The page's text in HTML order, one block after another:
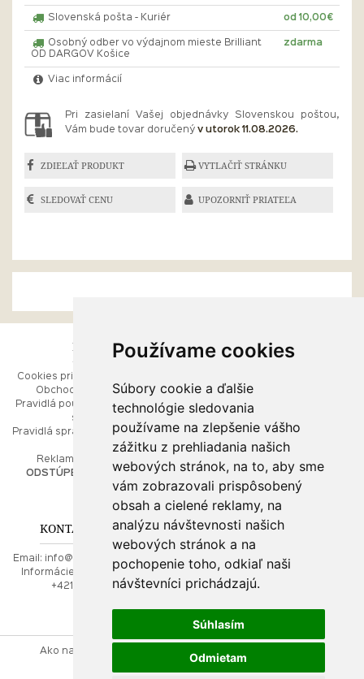
Používame cookies
Súbory cookie a ďalšie
technológie sledovania
používame na zlepšenie vášho
zážitku z prehliadania našich
webových stránok, na to, aby sme
vám zobrazovali prispôsobený
obsah a cielené reklamy, na
analýzu návštevnosti našich
webových stránok a na
pochopenie toho, odkiaľ naši
návštevníci prichádzajú.
Súhlasím
Odmietam
Slovenská pošta - Kuriér od 10,00€
Osobný odber vo výdajnom mieste Brilliant
OD DARGOV Košice
zdarma
Viac informácií
Pri zasielaní Vašej objednávky Slovenskou poštou,
Vám bude tovar doručený v utorok 11.08.2026.
ZDIEĽAŤ PRODUKT VYTLAČIŤ STRÁNKU
SLEDOVAŤ CENU UPOZORNIŤ PRIATEĽA
ESHOP
Cookies pri prezeraní stránok
Obchodné podmienky
Pravidlá používania webových
stránok
Pravidlá spracúvania osobných
Reklamačný poriadok
ODSTÚPENIE OD ZMLUVY
RÝCHLE MENU
Ako balíme Vaše šperky
Kontaktujte nás
PORADŇA
Ako nakupovať
O drahých kovoch
Doprava a poštovné
KONTAKT NA NÁS
Email:
info@najkrajsiesperky.sk
Informácie:
+421917 881556,
+421556224323
Ako nakupovať Kontaktujte nás
Obchodné podmienky